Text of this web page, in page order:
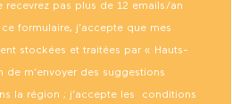
recevrez pas plus de 12 emails/an
formulaire, j’accepte que mes
stockées et traitées par « Hauts-
de m’envoyer des suggestions
la région ; j’accepte les conditions